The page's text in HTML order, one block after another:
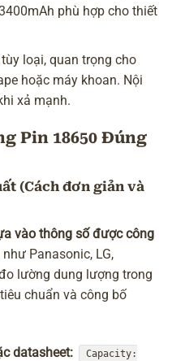
phù hợp cho thiết
loại, quan trọng cho
hoặc máy khoan. Nội
xả mạnh.
Pin 18650 Đúng
(Cách đơn giản và
vào thông số được công
như Panasonic, LG,
lường dung lượng trong
chuẩn và công bố
datasheet:
Capacity: